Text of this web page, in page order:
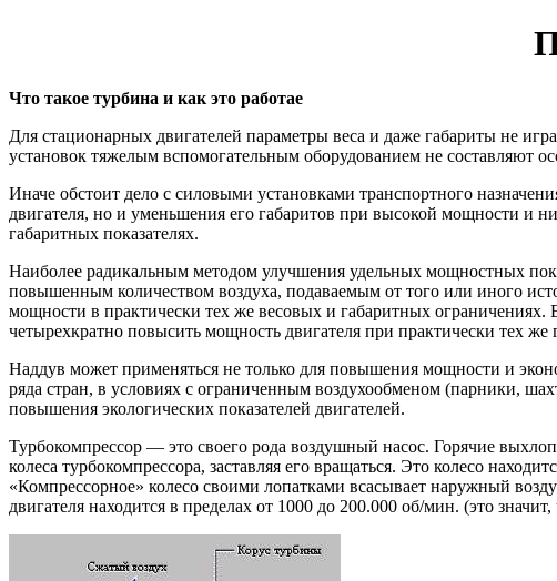
Что такое турбина и как это работае
Для стационарных двигателей параметры веса и даже габариты не
установок тяжелым вспомогательным оборудованием не составляют
Иначе обстоит дело с силовыми установками транспортного
двигателя, но и уменьшения его габаритов при высокой мощности и
габаритных показателях.
Наиболее радикальным методом улучшения удельных мощностных
повышенным количеством воздуха, подаваемым от того или иного
мощности в практически тех же весовых и габаритных ограничениях.
четырехкратно повысить мощность двигателя при практически тех же
Наддув может применяться не только для повышения мощности и
ряда стран, в условиях с ограниченным воздухообменом (парники,
повышения экологических показателей двигателей.
Турбокомпрессор — это своего рода воздушный насос. Горячие
колеса турбокомпрессора, заставляя его вращаться. Это колесо
«Компрессорное» колесо своими лопатками всасывает наружный
двигателя находится в пределах от 1000 до 200.000 об/мин. (это